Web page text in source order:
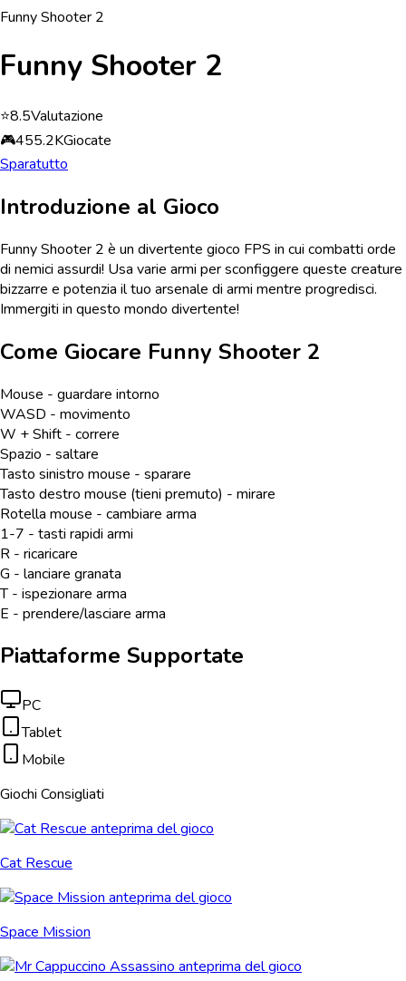
Funny Shooter 2
Funny Shooter 2
⭐8.5Valutazione
🎮455.2KGiocate
Sparatutto
Introduzione al Gioco
Funny Shooter 2 è un divertente gioco FPS in cui combatti orde
di nemici assurdi! Usa varie armi per sconfiggere queste creature
bizzarre e potenzia il tuo arsenale di armi mentre progredisci.
Immergiti in questo mondo divertente!
Come Giocare Funny Shooter 2
Mouse - guardare intorno
WASD - movimento
W + Shift - correre
Spazio - saltare
Tasto sinistro mouse - sparare
Tasto destro mouse (tieni premuto) - mirare
Rotella mouse - cambiare arma
1-7 - tasti rapidi armi
R - ricaricare
G - lanciare granata
T - ispezionare arma
E - prendere/lasciare arma
Piattaforme Supportate
PC
Tablet
Mobile
Giochi Consigliati
Cat Rescue
Space Mission